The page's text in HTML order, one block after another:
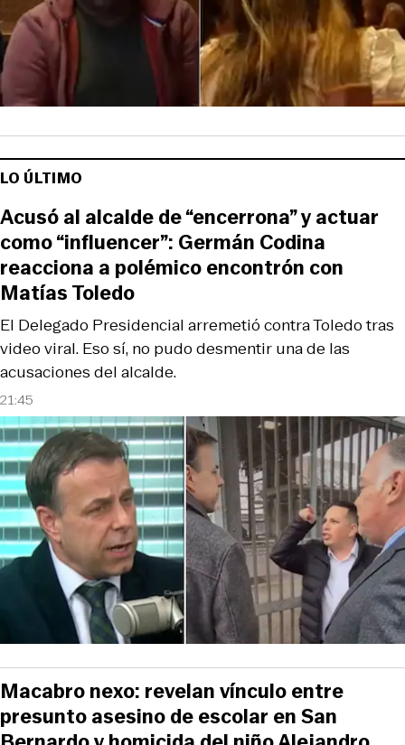
LO ÚLTIMO
21:45
El Delegado Presidencial arremetió contra Toledo tras
video viral. Eso sí, no pudo desmentir una de las
acusaciones del alcalde.
Acusó al alcalde de “encerrona” y actuar
como “influencer”: Germán Codina
reacciona a polémico encontrón con
Matías Toledo
Macabro nexo: revelan vínculo entre
presunto asesino de escolar en San